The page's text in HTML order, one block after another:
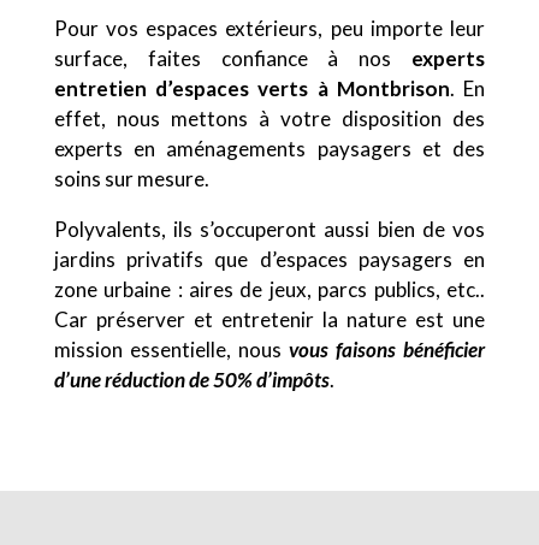
Pour vos espaces extérieurs, peu importe leur
surface, faites confiance à nos experts
entretien d’espaces verts à Montbrison. En
effet, nous mettons à votre disposition des
experts en aménagements paysagers et des
soins sur mesure.
Polyvalents, ils s’occuperont aussi bien de vos
jardins privatifs que d’espaces paysagers en
zone urbaine : aires de jeux, parcs publics, etc..
Car préserver et entretenir la nature est une
mission essentielle, nousvous faisons bénéficier
d’une réduction de 50% d’impôts.